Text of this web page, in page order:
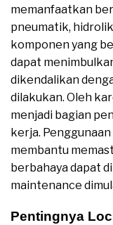
memanfaatkan
pneumatik,
komponen yang
dapat
dikendalikan
dilakukan. Oleh
menjadi bagian
kerja.
membantu
berbahaya dapat
maintenance
Pentingnya